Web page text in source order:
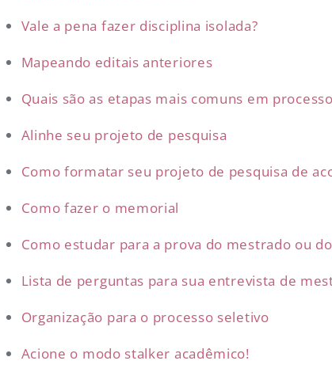
Vale a pena fazer disciplina isolada?
Mapeando editais anteriores
Quais são as etapas mais comuns em
Alinhe seu projeto de pesquisa
Como formatar seu projeto de pesquisa de
Como fazer o memorial
Como estudar para a prova do mestrado ou
Lista de perguntas para sua entrevista de
Organização para o processo seletivo
Acione o modo stalker acadêmico!